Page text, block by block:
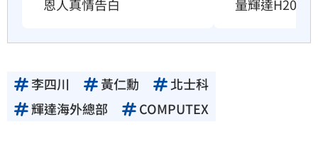
恩人真情告白 量輝達H200
李四川 黃仁勳
北士科
輝達海外總部
COMPUTEX